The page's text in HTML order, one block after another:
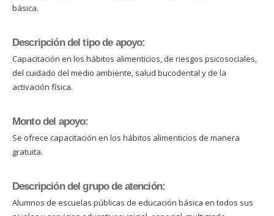
básica.
Descripción del tipo de apoyo:
Capacitación en los hábitos alimenticios, de riesgos psicosociales,
del cuidado del medio ambiente, salud bucodental y de la
activación física.
Monto del apoyo:
Se ofrece capacitación en los hábitos alimenticios de manera
gratuita.
Descripción del grupo de atención:
Alumnos de escuelas públicas de educación básica en todos sus